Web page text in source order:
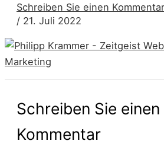
Schreiben Sie einen Kommentar
/ 21. Juli 2022
Schreiben Sie einen
Kommentar